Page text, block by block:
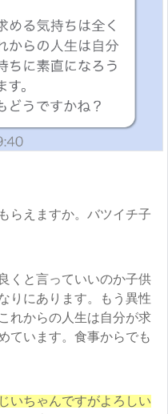
らえますか。バツイチ子
くと言っていいのか子供
りにあります。もう異性
れからの人生は自分が求
ています。食事からでも
いちゃんですがよろしい